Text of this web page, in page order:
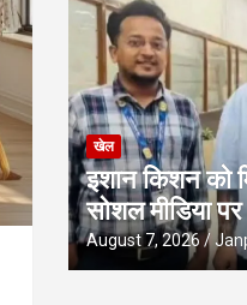
खेल
इशान किशन को
सोशल मीडिया
August 7, 2026